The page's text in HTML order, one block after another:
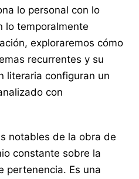
lo personal con lo
lo temporalmente
exploraremos cómo
recurrentes y su
literaria configuran un
con
notables de la obra de
constante sobre la
pertenencia. Es una